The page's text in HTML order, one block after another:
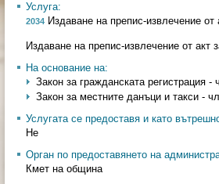
Услуга:
2034 Издаване на препис-извлечение
Издаване на препис-извлечение от
На основание на:
Закон за гражданската регистрация
Закон за местните данъци и такси -
Услугата се предоставя и като
Не
Орган по предоставянето на
Кмет на община